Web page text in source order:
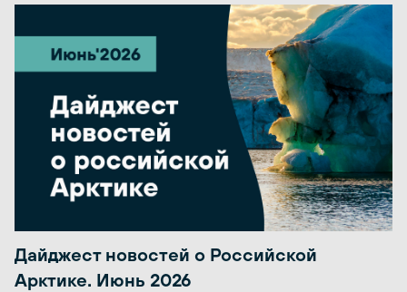
Дайджест новостей о Российской
Арктике. Июнь 2026